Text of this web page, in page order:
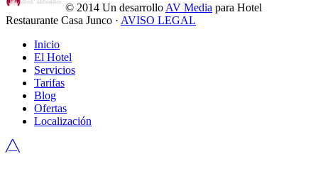
© 2014 Un desarrollo AV Media para Hotel
Restaurante Casa Junco · AVISO LEGAL
Inicio
El Hotel
Servicios
Tarifas
Blog
Ofertas
Localización
╱╲